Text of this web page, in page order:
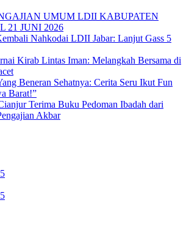
UMUM LDII KABUPATEN
21 JUNI 2026
Nahkodai LDII Jabar: Lanjut Gass 5
Kirab Lintas Iman: Melangkah Bersama di
Beneran Sehatnya: Cerita Seru Ikut Fun
Barat!”
Terima Buku Pedoman Ibadah dari
Akbar